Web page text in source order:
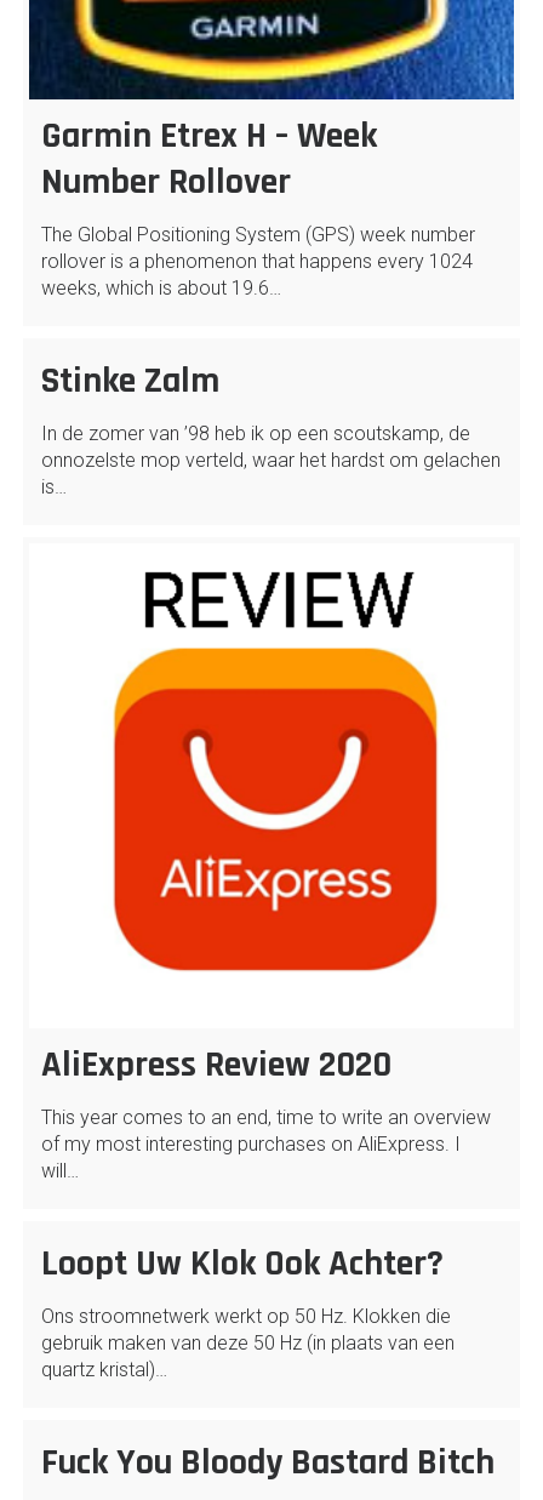
Garmin Etrex H – Week
Number Rollover
The Global Positioning System (GPS) week number
rollover is a phenomenon that happens every 1024
weeks, which is about 19.6…
Stinke Zalm
In de zomer van ’98 heb ik op een scoutskamp, de
onnozelste mop verteld, waar het hardst om gelachen
is…
AliExpress Review 2020
This year comes to an end, time to write an overview
of my most interesting purchases on AliExpress. I
will…
Loopt Uw Klok Ook Achter?
Ons stroomnetwerk werkt op 50 Hz. Klokken die
gebruik maken van deze 50 Hz (in plaats van een
quartz kristal)…
Fuck You Bloody Bastard Bitch